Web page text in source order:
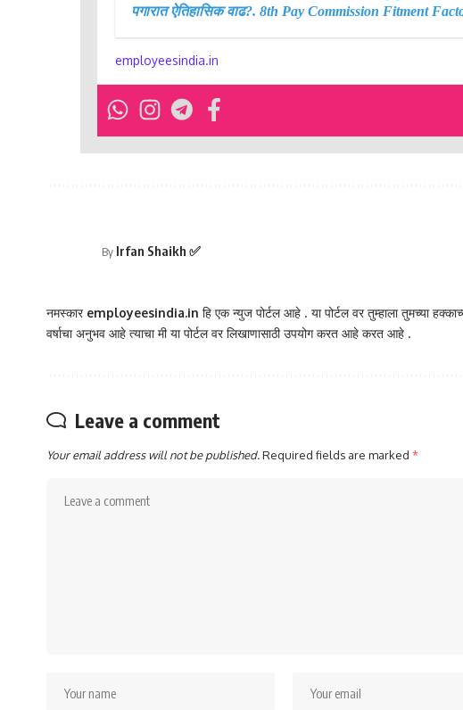
पगारात ऐतिहासिक वाढ?. 8th Pay Commission Fitment
employeesindia.in
By Irfan Shaikh ✅
नमस्कार employeesindia.in हि एक न्युज पोर्टल आहे . या पोर्टल वर तुम्हाला तुमच्या
वर्षाचा अनुभव आहे त्याचा मी या पोर्टल वर लिखाणासाठी उपयोग करत आहे करत आहे .
Leave a comment
Your email address will not be published.Required fields are marked *